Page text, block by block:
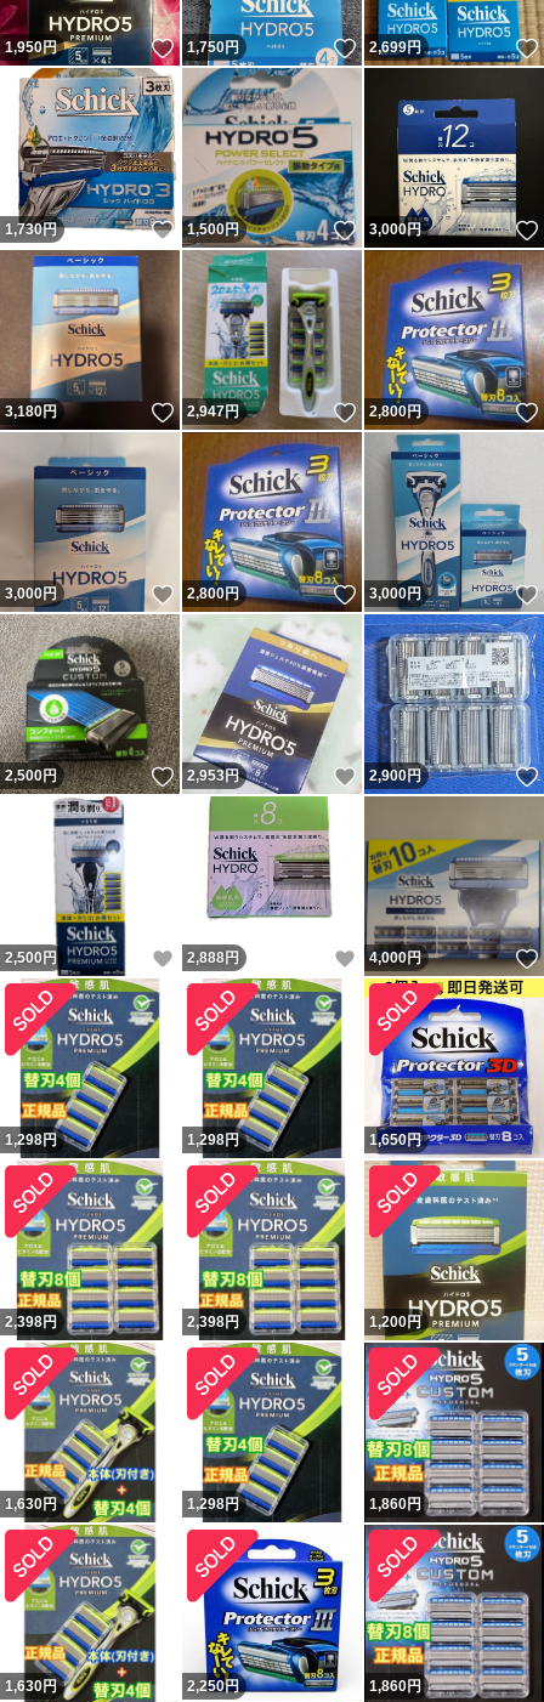
1,950円 いいね！
1,750円 いいね！
2,699円
1,730円 いいね！
1,500円 いいね！
3,000円
3,180円 いいね！
2,947円 いいね！
2,800円
3,000円 いいね！
2,800円 いいね！
3,000円
2,500円 いいね！
2,953円 いいね！
2,900円
2,500 円 いいね！
2,888円 いいね！
4,000円
1,298円 1,298円 1,650円
2,398円 2,398円 1,200円
1,630円 1,298円 1,860円
1,630円 2,250円 1,860円